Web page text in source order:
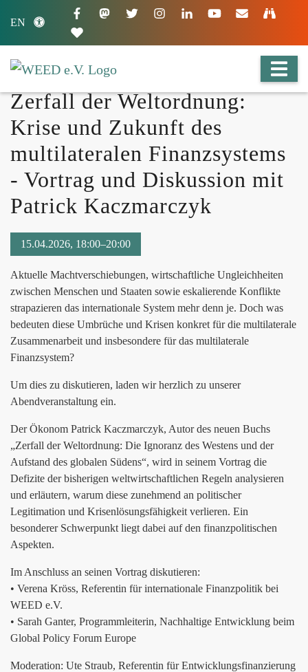
EN
Zerfall der Weltordnung:
Krise und Zukunft des
multilateralen Finanzsystems
- Vortrag und Diskussion mit
Patrick Kaczmarczyk
15.04.2026, 18:00–20:00
Aktuelle Machtverschiebungen, wirtschaftliche Ungleichheiten
zwischen Menschen und Staaten sowie eskalierende Konflikte
strapazieren das internationale System mehr denn je. Doch was
bedeuten diese Umbrüche und Krisen konkret für die multilaterale
Zusammenarbeit und insbesondere für das multilaterale
Finanzsystem?
Um dies zu diskutieren, laden wir herzlich zu unserer
Abendveranstaltung ein.
Der Ökonom Patrick Kaczmarczyk, Autor des neuen Buchs
„Zerfall der Weltordnung: Die Ignoranz des Westens und der
Aufstand des globalen Südens“, wird in seinem Vortrag die
Defizite der bisherigen weltwirtschaftlichen Regeln analysieren
und erläutern, warum diese zunehmend an politischer
Legitimation und Krisenlösungsfähigkeit verlieren. Ein
besonderer Schwerpunkt liegt dabei auf den finanzpolitischen
Aspekten.
Im Anschluss an seinen Vortrag diskutieren:
• Verena Kröss, Referentin für internationale Finanzpolitik bei
WEED e.V.
• Sarah Ganter, Programmleiterin, Nachhaltige Entwicklung beim
Global Policy Forum Europe
Moderation: Ute Straub, Referentin für Entwicklungsfinanzierung